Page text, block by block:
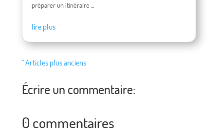
préparer un itinéraire ...
lire plus
" Articles plus anciens
Écrire un commentaire:
0 commentaires